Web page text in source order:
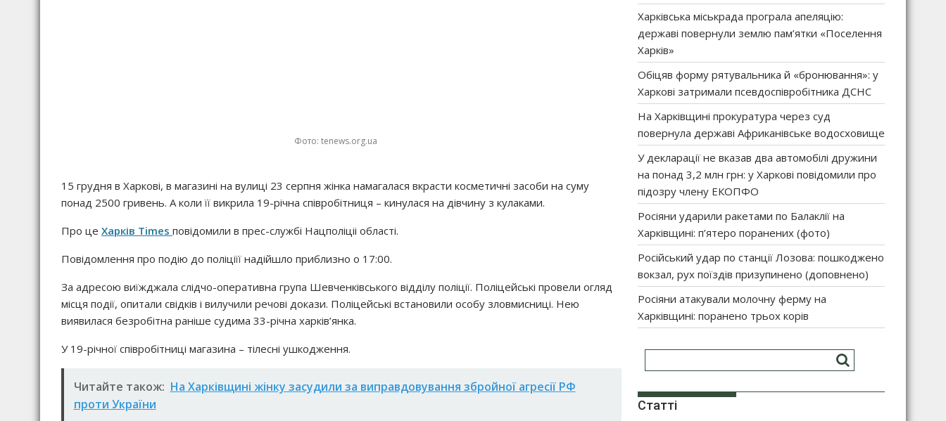
Фото: tenews.org.ua
15 грудня в Харкові, в магазині на вулиці 23 серпня жінка намагалася вкрасти косметичні засоби на суму
понад 2500 гривень. А коли її викрила 19-річна співробітниця – кинулася на дівчину з кулаками.
Про це Харків Times повідомили в прес-службі Нацполіціі області.
Повідомлення про подію до поліціїї надійшло приблизно о 17:00.
За адресою виїжджала слідчо-оперативна група Шевченківського відділу поліції. Поліцейські провели огляд
місця події, опитали свідків і вилучили речові докази. Поліцейські встановили особу зловмисниці. Нею
виявилася безробітна раніше судима 33-річна харків’янка.
У 19-річної співробітниці магазина – тілесні ушкодження.
Читайте також: На Харківщині жінку засудили за виправдовування збройної агресії РФ
проти України
Харківська міськрада програла апеляцію:
державі повернули землю пам’ятки «Поселення
Харків»
Обіцяв форму рятувальника й «бронювання»: у
Харкові затримали псевдоспівробітника ДСНС
На Харківщині прокуратура через суд
повернула державі Африканівське водосховище
У декларації не вказав два автомобілі дружини
на понад 3,2 млн грн: у Харкові повідомили про
підозру члену ЕКОПФО
Росіяни ударили ракетами по Балаклії на
Харківщині: п’ятеро поранених (фото)
Російський удар по станції Лозова: пошкоджено
вокзал, рух поїздів призупинено (доповнено)
Росіяни атакували молочну ферму на
Харківщині: поранено трьох корів
Статті